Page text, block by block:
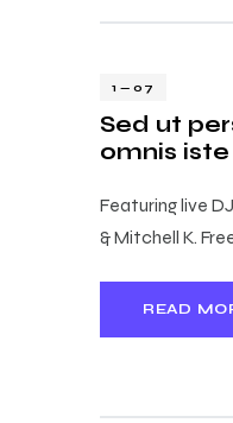
1 — 07
Sed ut
omnis
Featuring live
& Mitchell K.
READ